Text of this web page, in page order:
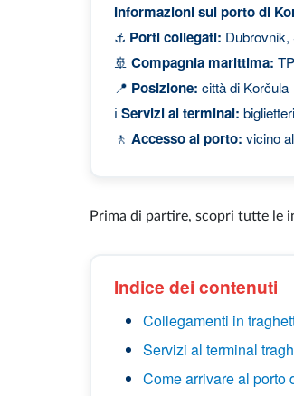
Informazioni sul porto di
⚓ Porti collegati:
🚢 Compagnia marittima:
📍 Posizione: città di Korčula
ℹ️ Servizi al terminal:
🚶 Accesso al porto: vicino
Prima di partire, scopri tutte le
Indice dei contenuti
Collegamenti in
Servizi al terminal
Come arrivare al porto